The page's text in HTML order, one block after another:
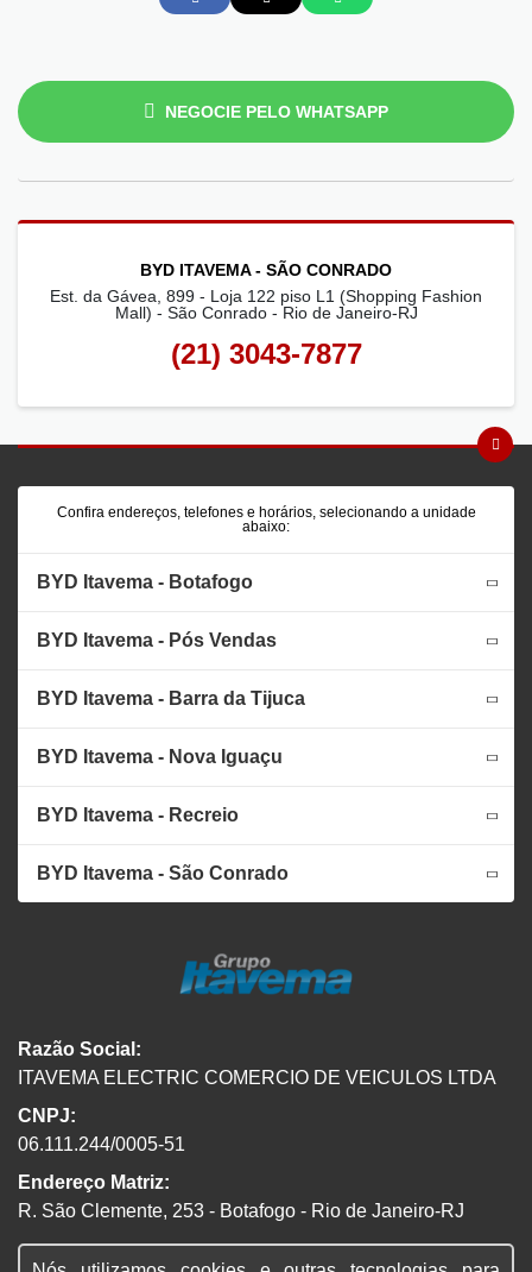
NEGOCIE PELO WHATSAPP
BYD ITAVEMA - SÃO CONRADO
Est. da Gávea, 899 - Loja 122 piso L1 (Shopping Fashion
Mall) - São Conrado - Rio de Janeiro-RJ
(21) 3043-7877
Confira endereços, telefones e horários, selecionando a unidade
abaixo:
BYD Itavema - Botafogo
BYD Itavema - Pós Vendas
BYD Itavema - Barra da Tijuca
BYD Itavema - Nova Iguaçu
BYD Itavema - Recreio
BYD Itavema - São Conrado
Razão Social:
ITAVEMA ELECTRIC COMERCIO DE VEICULOS LTDA
CNPJ:
06.111.244/0005-51
Endereço Matriz:
R. São Clemente, 253 - Botafogo - Rio de Janeiro-RJ